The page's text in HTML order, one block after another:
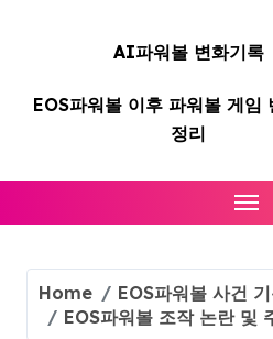
AI파워볼 변화기록
EOS파워볼 이후 파워볼 게임
정리
Home
EOS파워볼 사건
EOS파워볼 조작 논란 및